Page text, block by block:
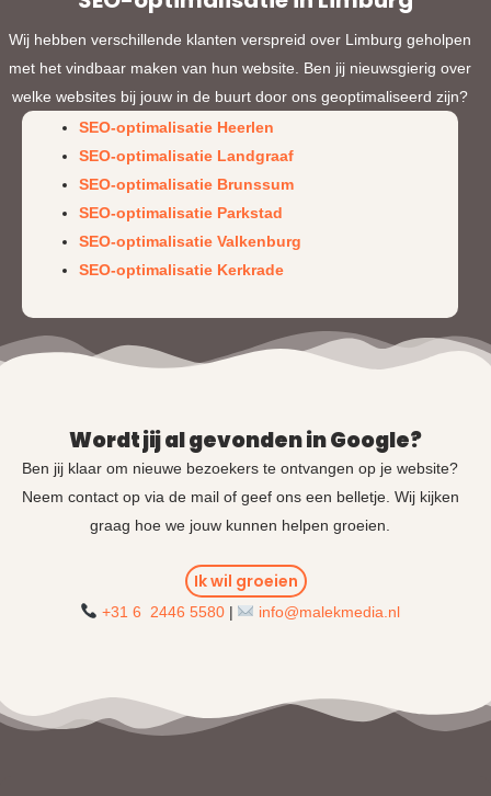
Wij hebben verschillende klanten verspreid over Limburg geholpen
met het vindbaar maken van hun website. Ben jij nieuwsgierig over
welke websites bij jouw in de buurt door ons geoptimaliseerd zijn?
SEO-optimalisatie Heerlen
SEO-optimalisatie Landgraaf
SEO-optimalisatie Brunssum
SEO-optimalisatie Parkstad
SEO-optimalisatie Valkenburg
SEO-optimalisatie Kerkrade
Wordt jij al gevonden in Google?
Ben jij klaar om nieuwe bezoekers te ontvangen op je website?
Neem contact op via de mail of geef ons een belletje. Wij kijken
graag hoe we jouw kunnen helpen groeien.
Ik wil groeien
+31 6 2446 5580| info@malekmedia.nl